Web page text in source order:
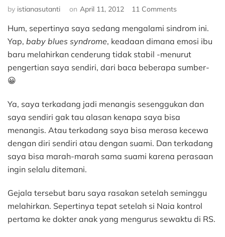
by istianasutanti on April 11, 2012 11 Comments
Blues
Hum, sepertinya saya sedang mengalami sindrom ini.
Yap, baby blues syndrome, keadaan dimana emosi ibu
baru melahirkan cenderung tidak stabil -menurut
pengertian saya sendiri, dari baca beberapa sumber-
😀
Ya, saya terkadang jadi menangis sesenggukan dan
saya sendiri gak tau alasan kenapa saya bisa
menangis. Atau terkadang saya bisa merasa kecewa
dengan diri sendiri atau dengan suami. Dan terkadang
saya bisa marah-marah sama suami karena perasaan
ingin selalu ditemani.
Gejala tersebut baru saya rasakan setelah seminggu
melahirkan. Sepertinya tepat setelah si Naia kontrol
pertama ke dokter anak yang mengurus sewaktu di RS.